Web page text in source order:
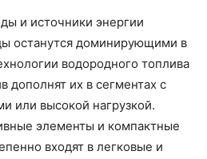
и источники энергии
останутся доминирующими в
водородного топлива
дополнят их в сегментах с
или высокой нагрузкой.
элементы и компактные
входят в легковые и